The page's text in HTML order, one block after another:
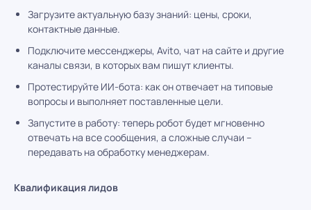
Загрузите актуальную базу знаний: цены, сроки,
контактные данные.
Подключите мессенджеры, Avito, чат на сайте и другие
каналы связи, в которых вам пишут клиенты.
Протестируйте ИИ-бота: как он отвечает на типовые
вопросы и выполняет поставленные цели.
Запустите в работу: теперь робот будет мгновенно
отвечать на все сообщения, а сложные случаи –
передавать на обработку менеджерам.
Квалификация лидов